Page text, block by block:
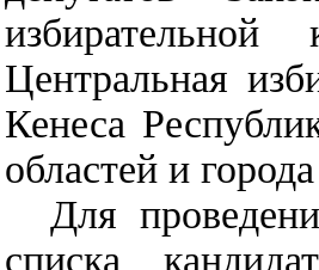
Центральная
Кенеса
областей и
Для
списка